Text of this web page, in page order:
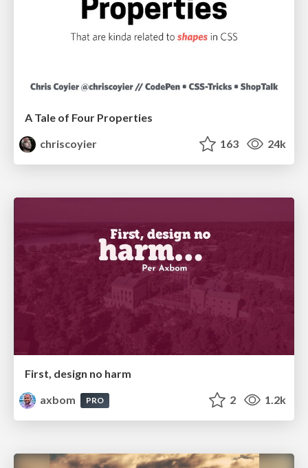
A Tale of Four Properties
chriscoyier
163 24k
First, design no harm
axbom
PRO 2 1.2k